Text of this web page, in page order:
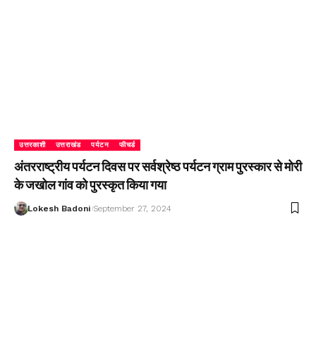
उत्तरकाशी उत्तराखंड पर्यटन फीचर्ड
अंतरराष्ट्रीय पर्यटन दिवस पर सर्वश्रेष्ठ पर्यटन ग्राम पुरस्कार से मोरी
के जखोल गांव को पुरस्कृत किया गया
Lokesh Badoni September 27, 2024